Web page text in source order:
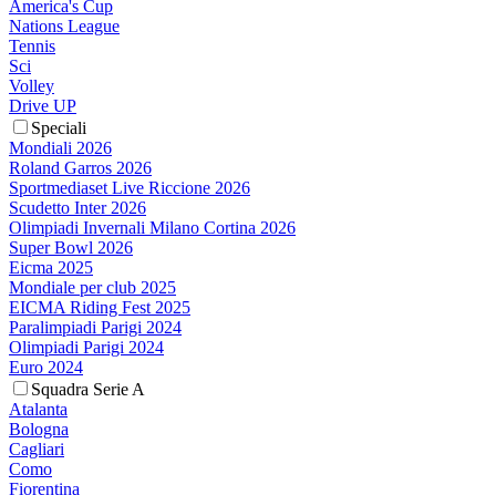
America's Cup
Nations League
Tennis
Sci
Volley
Drive UP
Speciali
Mondiali 2026
Roland Garros 2026
Sportmediaset Live Riccione 2026
Scudetto Inter 2026
Olimpiadi Invernali Milano Cortina 2026
Super Bowl 2026
Eicma 2025
Mondiale per club 2025
EICMA Riding Fest 2025
Paralimpiadi Parigi 2024
Olimpiadi Parigi 2024
Euro 2024
Squadra Serie A
Atalanta
Bologna
Cagliari
Como
Fiorentina